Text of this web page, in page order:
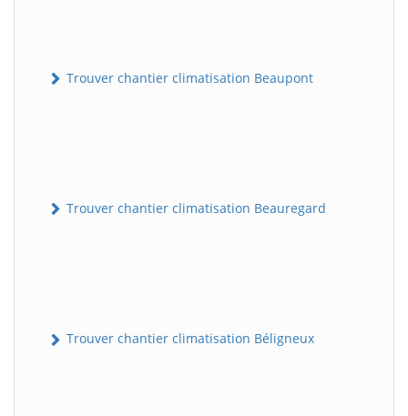
Trouver chantier climatisation Beaupont
Trouver chantier climatisation Beauregard
Trouver chantier climatisation Béligneux